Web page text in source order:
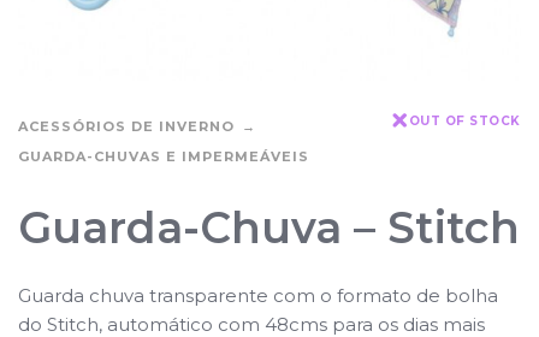
ACESSÓRIOS DE INVERNO
GUARDA-CHUVAS E IMPERMEÁVEIS
OUT OF STOCK
Guarda-Chuva – Stitch
Guarda chuva transparente com o formato de bolha
do Stitch, automático com 48cms para os dias mais